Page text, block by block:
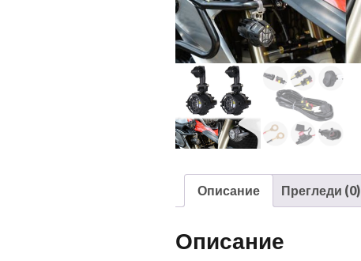
Описание Прегледи (0)
Описание